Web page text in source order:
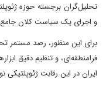
تحلیل‌گران برجسته حوزه
و اجرای یک سیاست کلان جامع،
برای این منظور، رصد مستمر
فرامنطقه‌ای، و تنظیم دقیق
ایران در این رقابت ژئوپلتیکی